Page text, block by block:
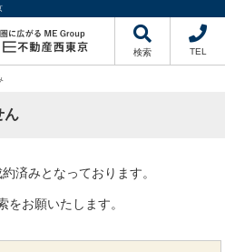
検索 TEL
ん
済みとなっております。
をお願いたします。